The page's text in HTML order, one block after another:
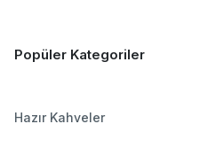
Popüler Kategoriler
Hazır Kahveler